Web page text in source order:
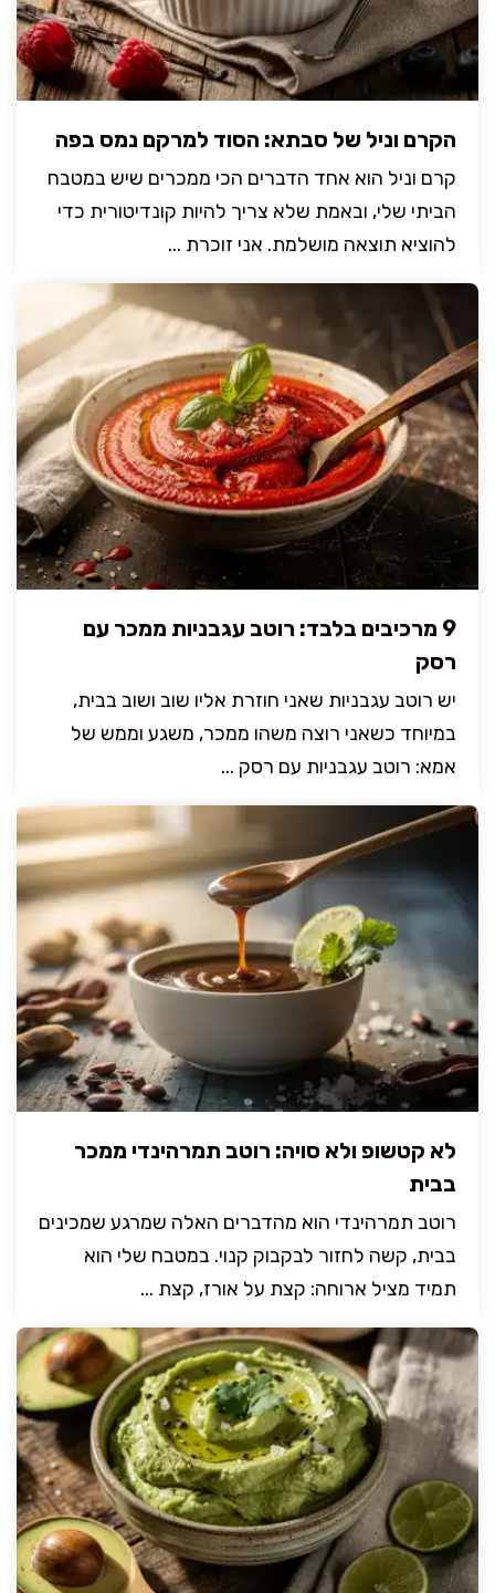
הקרם וניל של סבתא: הסוד למרקם נמס בפה
קרם וניל הוא אחד הדברים הכי ממכרים שיש במטבח
הביתי שלי, ובאמת שלא צריך להיות קונדיטורית כדי
להוציא תוצאה מושלמת. אני זוכרת ...
9 מרכיבים בלבד: רוטב עגבניות ממכר עם
רסק
יש רוטב עגבניות שאני חוזרת אליו שוב ושוב בבית,
במיוחד כשאני רוצה משהו ממכר, משגע וממש של
אמא: רוטב עגבניות עם רסק ...
לא קטשופ ולא סויה: רוטב תמרהינדי ממכר
בבית
רוטב תמרהינדי הוא מהדברים האלה שמרגע שמכינים
בבית, קשה לחזור לבקבוק קנוי. במטבח שלי הוא
תמיד מציל ארוחה: קצת על אורז, קצת ...